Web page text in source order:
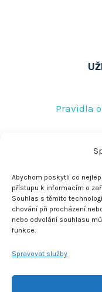
Abychom poskytli co
přístupu k informacím o
Souhlas s těmito
chování při procházení
nebo odvolání souhlasu
funkce.
Spravovat služby
Pravidla
Tovární 219
Jeseník 790 01
+420 608 772